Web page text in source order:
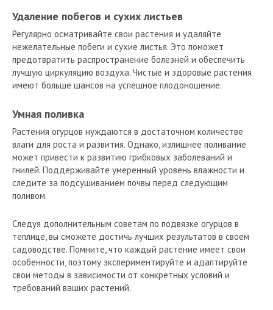
Удаление побегов и сухих листьев
Регулярно осматривайте свои растения и удаляйте
нежелательные побеги и сухие листья. Это поможет
предотвратить распространение болезней и обеспечить
лучшую циркуляцию воздуха. Чистые и здоровые растения
имеют больше шансов на успешное плодоношение.
Умная поливка
Растения огурцов нуждаются в достаточном количестве
влаги для роста и развития. Однако, излишнее поливание
может привести к развитию грибковых заболеваний и
гнилей. Поддерживайте умеренный уровень влажности и
следите за подсушиванием почвы перед следующим
поливом.
Следуя дополнительным советам по подвязке огурцов в
теплице, вы сможете достичь лучших результатов в своем
садоводстве. Помните, что каждый растение имеет свои
особенности, поэтому экспериментируйте и адаптируйте
свои методы в зависимости от конкретных условий и
требований ваших растений.